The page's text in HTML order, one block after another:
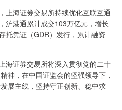
海证券交易所持续优化互联互通
沪港通累计成交103万亿元，增长
托凭证（GDR）发行，累计融资
证券交易所将深入贯彻党的二十
神，在中国证监会的坚强领导下，
展主线，坚持守正创新、稳中求